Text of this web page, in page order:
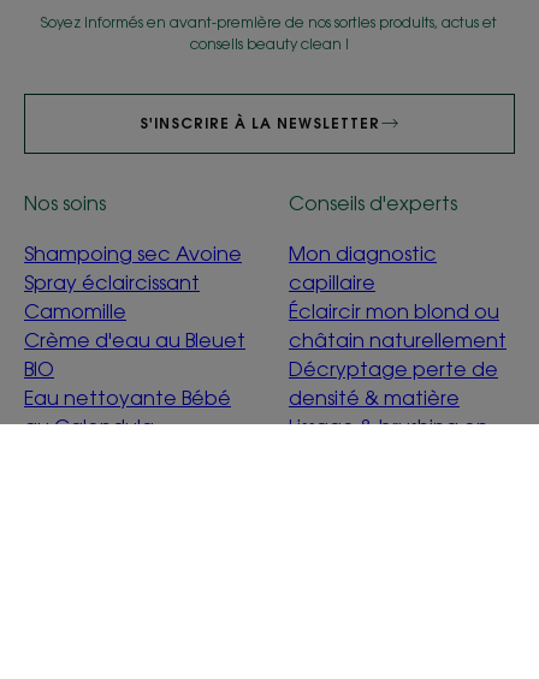
Soyez informés en avant-première de nos sorties produits, actus et
conseils beauty clean !
S'INSCRIRE À LA NEWSLETTER
Nos soins
Shampoing sec Avoine
Spray éclaircissant
Camomille
Crème d'eau au Bleuet
BIO
Eau nettoyante Bébé
au Calendula
Conseils d'experts
Mon diagnostic
capillaire
Éclaircir mon blond ou
châtain naturellement
Décryptage perte de
densité & matière
Lissage & brushing en